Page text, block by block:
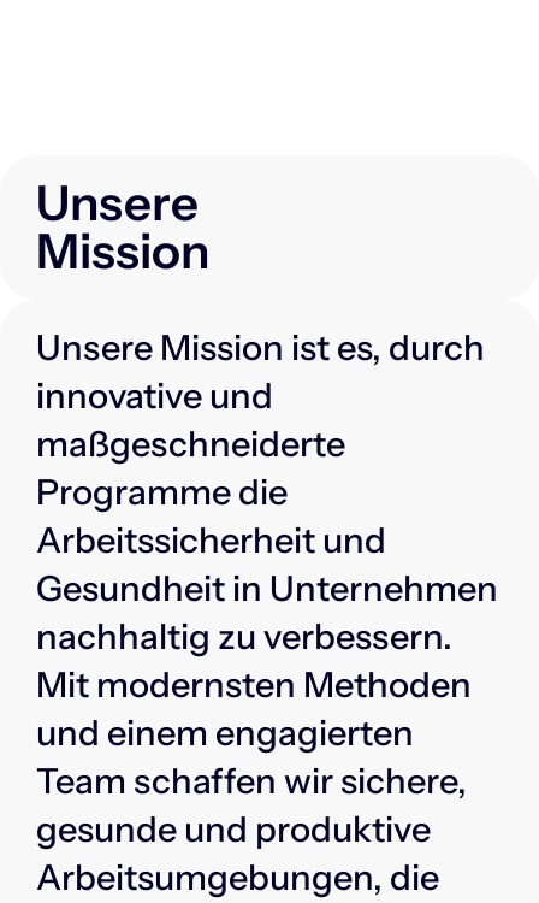
Unsere
Mission
Unsere Mission ist es, durch
innovative und
maßgeschneiderte
Programme die
Arbeitssicherheit und
Gesundheit in Unternehmen
nachhaltig zu verbessern.
Mit modernsten Methoden
und einem engagierten
Team schaffen wir sichere,
gesunde und produktive
Arbeitsumgebungen, die